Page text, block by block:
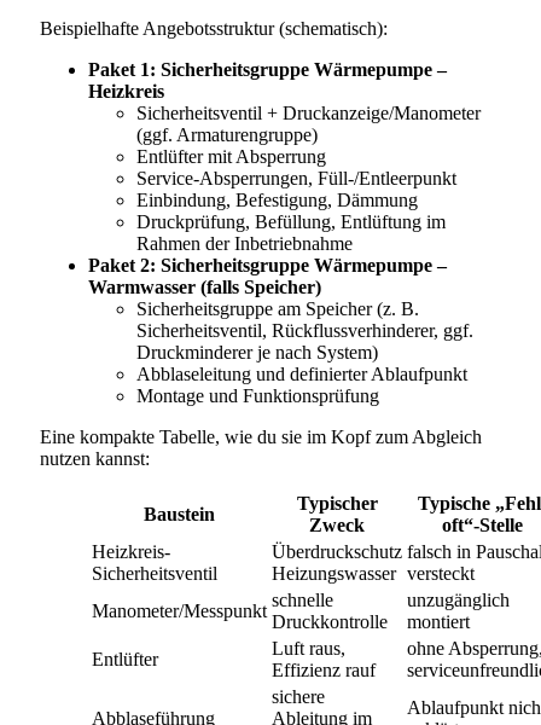
Beispielhafte Angebotsstruktur (schematisch):
Paket 1: Sicherheitsgruppe Wärmepumpe –
Heizkreis
Sicherheitsventil + Druckanzeige/Manometer
(ggf. Armaturengruppe)
Entlüfter mit Absperrung
Service-Absperrungen, Füll-/Entleerpunkt
Einbindung, Befestigung, Dämmung
Druckprüfung, Befüllung, Entlüftung im
Rahmen der Inbetriebnahme
Paket 2: Sicherheitsgruppe Wärmepumpe –
Warmwasser (falls Speicher)
Sicherheitsgruppe am Speicher (z. B.
Sicherheitsventil, Rückflussverhinderer, ggf.
Druckminderer je nach System)
Abblaseleitung und definierter Ablaufpunkt
Montage und Funktionsprüfung
Eine kompakte Tabelle, wie du sie im Kopf zum Abgleich
nutzen kannst:
Baustein
Typischer
Zweck
Typische
oft“-Stelle
Heizkreis-
Sicherheitsventil
Überdruckschutz
Heizungswasser
falsch in
versteckt
Manometer/Messpunkt
schnelle
Druckkontrolle
unzugänglich
montiert
Entlüfter
Luft raus,
Effizienz rauf
ohne
Abblaseführung
sichere
Ableitung im
Ablaufpunkt